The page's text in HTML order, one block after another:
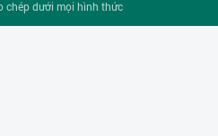
chép dưới mọi hình thức